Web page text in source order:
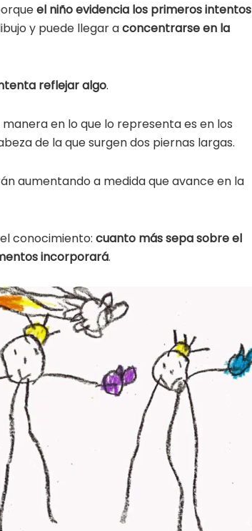
el niño evidencia los primeros intentos
y puede llegar aconcentrarse en la
reflejar algo.
manera en lo que lo representa es en los
de la que surgen dos piernas largas.
aumentando a medida que avance en la
conocimiento: cuanto más sepa sobre el
incorporará.